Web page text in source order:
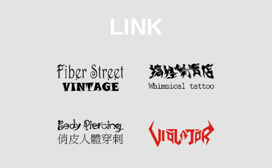
LINK